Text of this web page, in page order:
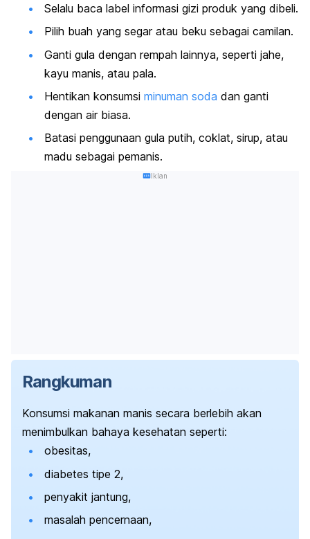
Selalu baca label informasi gizi produk yang dibeli.
Pilih buah yang segar atau beku sebagai camilan.
Ganti gula dengan rempah lainnya, seperti jahe,
kayu manis, atau pala.
Hentikan konsumsi minuman soda dan ganti
dengan air biasa.
Batasi penggunaan gula putih, coklat, sirup, atau
madu sebagai pemanis.
Iklan
Rangkuman
Konsumsi makanan manis secara berlebih akan
menimbulkan bahaya kesehatan seperti:
obesitas,
diabetes tipe 2,
penyakit jantung,
masalah pencernaan,